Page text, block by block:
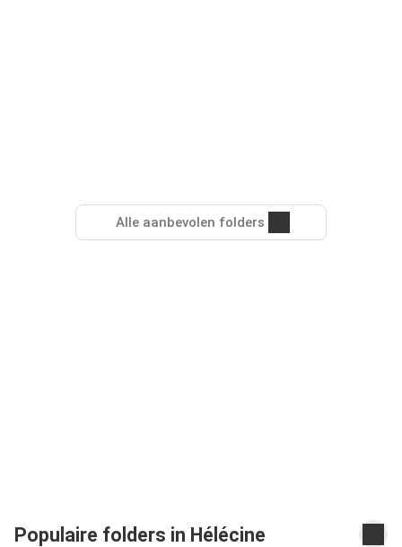
Alle aanbevolen folders
Populaire folders in Hélécine